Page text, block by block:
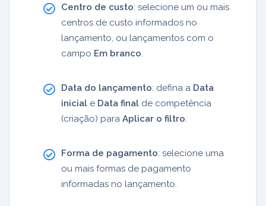
Centro de custo: selecione um ou mais
centros de custo informados no
lançamento, ou lançamentos com o
campo Em branco
Data do lançamento: defina a Data
inicial e Data final de competência
(criação) para Aplicar o filtro
Forma de pagamento: selecione uma
ou mais formas de pagamento
informadas no lançamento.